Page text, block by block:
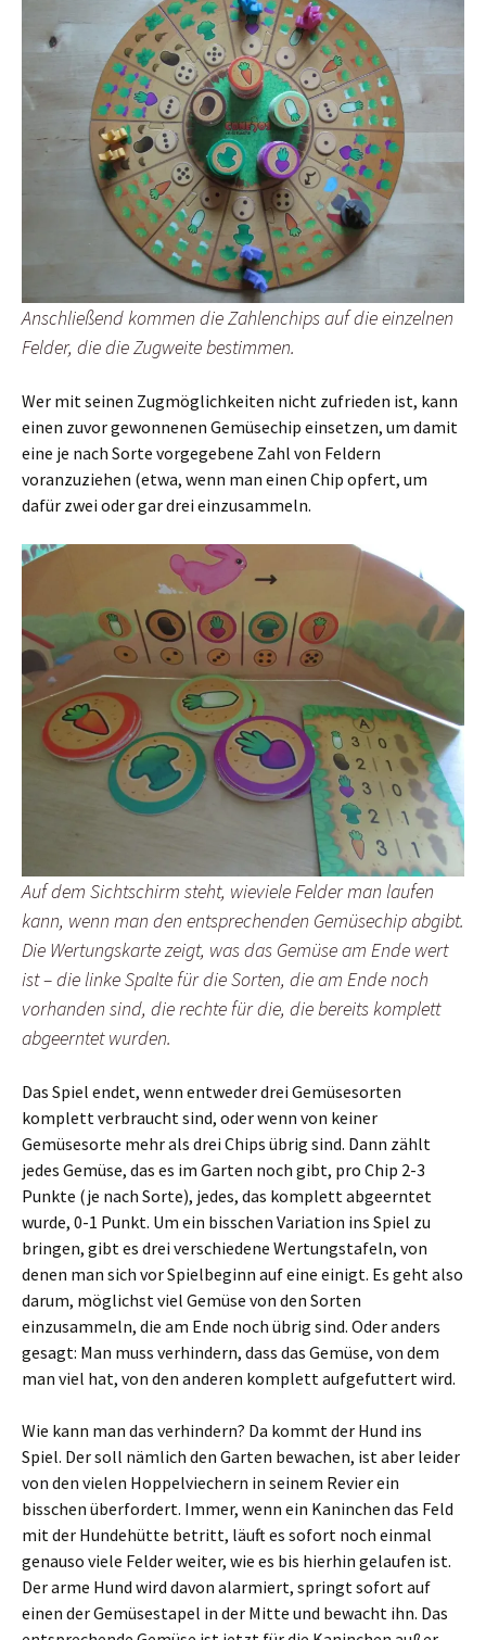
Anschließend kommen die Zahlenchips auf die einzelnen
Felder, die die Zugweite bestimmen.
Wer mit seinen Zugmöglichkeiten nicht zufrieden ist, kann
einen zuvor gewonnenen Gemüsechip einsetzen, um damit
eine je nach Sorte vorgegebene Zahl von Feldern
voranzuziehen (etwa, wenn man einen Chip opfert, um
dafür zwei oder gar drei einzusammeln.
Auf dem Sichtschirm steht, wieviele Felder man laufen
kann, wenn man den entsprechenden Gemüsechip abgibt.
Die Wertungskarte zeigt, was das Gemüse am Ende wert
ist – die linke Spalte für die Sorten, die am Ende noch
vorhanden sind, die rechte für die, die bereits komplett
abgeerntet wurden.
Das Spiel endet, wenn entweder drei Gemüsesorten
komplett verbraucht sind, oder wenn von keiner
Gemüsesorte mehr als drei Chips übrig sind. Dann zählt
jedes Gemüse, das es im Garten noch gibt, pro Chip 2-3
Punkte (je nach Sorte), jedes, das komplett abgeerntet
wurde, 0-1 Punkt. Um ein bisschen Variation ins Spiel zu
bringen, gibt es drei verschiedene Wertungstafeln, von
denen man sich vor Spielbeginn auf eine einigt. Es geht also
darum, möglichst viel Gemüse von den Sorten
einzusammeln, die am Ende noch übrig sind. Oder anders
gesagt: Man muss verhindern, dass das Gemüse, von dem
man viel hat, von den anderen komplett aufgefuttert wird.
Wie kann man das verhindern? Da kommt der Hund ins
Spiel. Der soll nämlich den Garten bewachen, ist aber leider
von den vielen Hoppelviechern in seinem Revier ein
bisschen überfordert. Immer, wenn ein Kaninchen das Feld
mit der Hundehütte betritt, läuft es sofort noch einmal
genauso viele Felder weiter, wie es bis hierhin gelaufen ist.
Der arme Hund wird davon alarmiert, springt sofort auf
einen der Gemüsestapel in der Mitte und bewacht ihn. Das